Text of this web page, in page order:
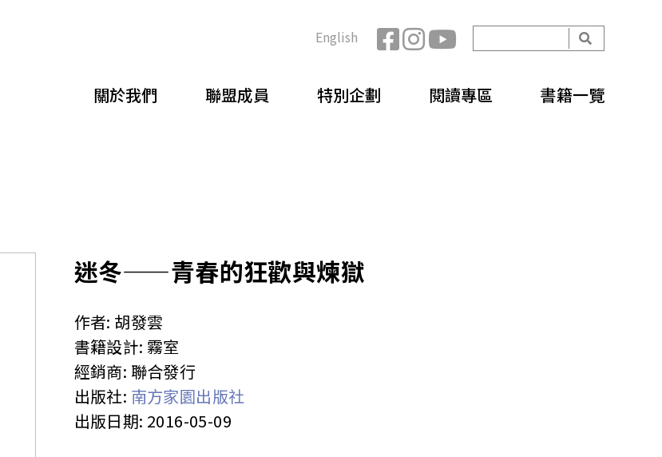
尋
始
尋
English
關於我們 聯盟成員 特別企劃 閱讀專區 書籍一覽
迷冬——青春的狂歡與煉獄
作者: 胡發雲
書籍設計: 霧室
經銷商: 聯合發行
出版社: 南方家園出版社
出版日期: 2016-05-09